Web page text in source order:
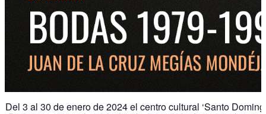
Del 3 al 30 de enero de 2024 el centro cultural ‘Santo